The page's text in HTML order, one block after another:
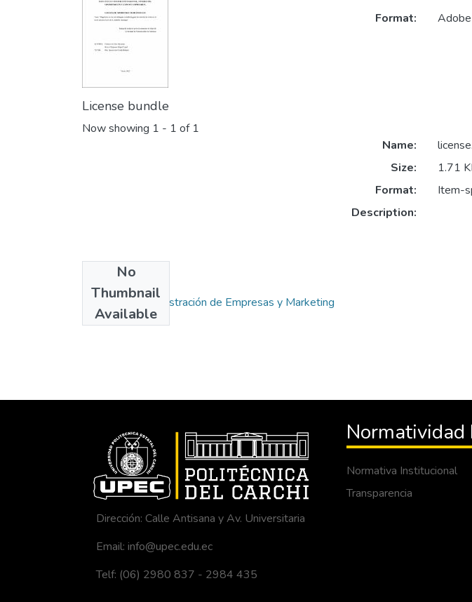
Format:
License bundle
Now showing 1 - 1 of 1
No
Thumbnail
Available
Name:
Size:
1.71
Format:
Item-
Description:
Collections
Carrera de Administración de Empresas y Marketing
Dirección: Calle Antisana y Av. Universitaria
Email: info@upec.edu.ec
Telf: (06) 2980 837 - 2984 435
Normativa Institucional
Transparencia